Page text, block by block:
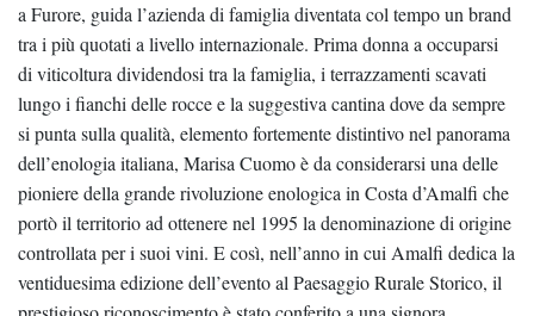
a Furore, guida l’azienda di famiglia diventata col tempo un brand
tra i più quotati a livello internazionale. Prima donna a occuparsi
di viticoltura dividendosi tra la famiglia, i terrazzamenti scavati
lungo i fianchi delle rocce e la suggestiva cantina dove da sempre
si punta sulla qualità, elemento fortemente distintivo nel panorama
dell’enologia italiana, Marisa Cuomo è da considerarsi una delle
pioniere della grande rivoluzione enologica in Costa d’Amalfi che
portò il territorio ad ottenere nel 1995 la denominazione di origine
controllata per i suoi vini. E così, nell’anno in cui Amalfi dedica la
ventiduesima edizione dell’evento al Paesaggio Rurale Storico, il